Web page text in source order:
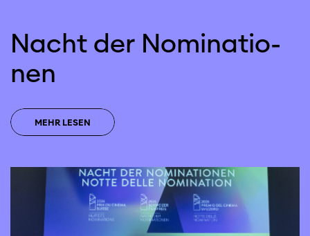
Nacht der Nomi­natio­
nen
MEHR LESEN